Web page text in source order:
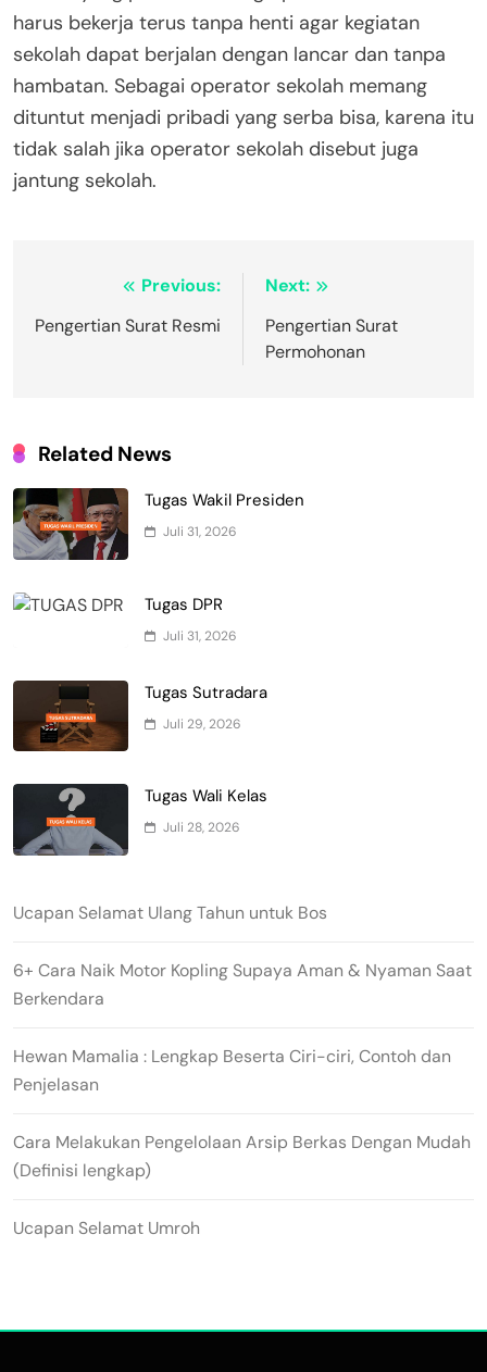
harus bekerja terus tanpa henti agar kegiatan
sekolah dapat berjalan dengan lancar dan tanpa
hambatan. Sebagai operator sekolah memang
dituntut menjadi pribadi yang serba bisa, karena itu
tidak salah jika operator sekolah disebut juga
jantung sekolah.
Navigasi
pos
Previous:
Pengertian Surat Resmi
Next:
Pengertian Surat
Permohonan
Related News
Tugas Wakil Presiden
Juli 31, 2026
Tugas DPR
Juli 31, 2026
Tugas Sutradara
Juli 29, 2026
Tugas Wali Kelas
Juli 28, 2026
Ucapan Selamat Ulang Tahun untuk Bos
6+ Cara Naik Motor Kopling Supaya Aman & Nyaman Saat
Berkendara
Hewan Mamalia : Lengkap Beserta Ciri-ciri, Contoh dan
Penjelasan
Cara Melakukan Pengelolaan Arsip Berkas Dengan Mudah
(Definisi lengkap)
Ucapan Selamat Umroh